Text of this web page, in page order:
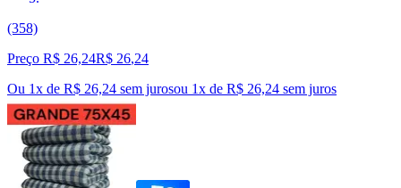
(358)
Preço R$ 26,24R$ 26,24
Ou 1x de R$ 26,24 sem jurosou 1x de R$ 26,24 sem juros